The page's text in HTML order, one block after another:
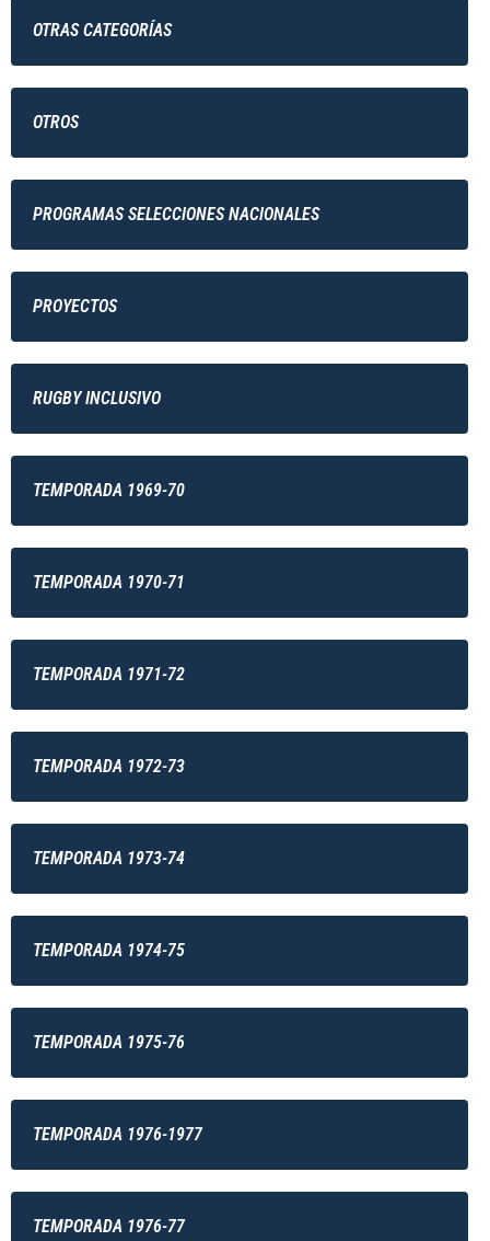
OTRAS CATEGORÍAS
OTROS
PROGRAMAS SELECCIONES NACIONALES
PROYECTOS
RUGBY INCLUSIVO
TEMPORADA 1969-70
TEMPORADA 1970-71
TEMPORADA 1971-72
TEMPORADA 1972-73
TEMPORADA 1973-74
TEMPORADA 1974-75
TEMPORADA 1975-76
TEMPORADA 1976-1977
TEMPORADA 1976-77